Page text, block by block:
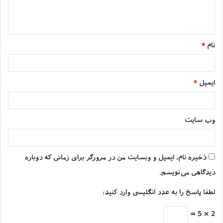
معروف‌ترین آنها عبارتند از:
ماهی گیاهخوار آکواریومی کوی (Koi)
ماهی گیاهخوار آکواریومی کوی
*
نام *
ایمیل *
وب‌ سایت
ذخیره نام، ایمیل و وبسایت من در مرورگر برای زمانی که دوباره
دیدگاهی می‌نویسم.
لطفا پاسخ را به عدد انگلیسی وارد کنید:
2 × 5 =